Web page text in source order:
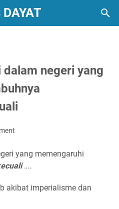
negeri yang
yang memengaruhi
….
akibat imperialisme dan